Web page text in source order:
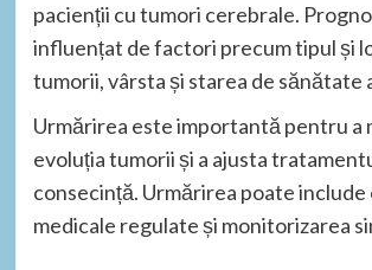
pacienții cu tumori cerebrale.
influențat de factori precum tipul și
tumorii, vârsta și starea de sănătate
Urmărirea este importantă pentru a
evoluția tumorii și a ajusta
consecință. Urmărirea poate include
medicale regulate și monitorizarea